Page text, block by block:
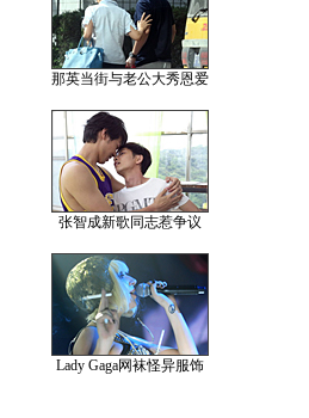
那英当街与老公大秀恩爱
张智成新歌同志惹争议
Lady Gaga网袜怪异服饰